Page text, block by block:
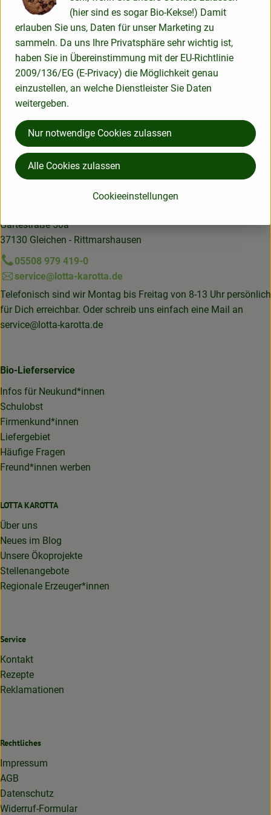
Spanien, Frankreich, Marokko und Süddeutschland immer
von dort, wo es je nach Jahreszeit und Klima am besten
wächst.
Midsona Deutschland GmbH
D 59387 Ascheberg
Kontrollnummer D-NW-D-13-2165-BCD
zur WebSite
(Daten von Ecoinform)
Gartestraße 50a
37130 Gleichen - Rittmarshausen
05508 979 419-0
service@lotta-karotta.de
Telefonisch sind wir Montag bis Freitag von 8-13 Uhr persönlich
für Dich erreichbar. Oder schreib uns einfach eine Mail an
service@lotta-karotta.de
Bio-Lieferservice
Infos für Neukund*innen
Schulobst
Firmenkund*innen
Liefergebiet
Häufige Fragen
Freund*innen werben
LOTTA KAROTTA
Über uns
Neues im Blog
Unsere Ökoprojekte
Stellenangebote
Regionale Erzeuger*innen
Service
Kontakt
Rezepte
Reklamationen
Rechtliches
Impressum
AGB
Datenschutz
Widerruf-Formular
(hier sind es sogar Bio-Kekse!) Damit
erlauben Sie uns, Daten für unser Marketing zu
sammeln. Da uns Ihre Privatsphäre sehr wichtig ist,
haben Sie in Übereinstimmung mit der EU-Richtlinie
2009/136/EG (E-Privacy) die Möglichkeit genau
einzustellen, an welche Dienstleister Sie Daten
weitergeben.
Cookieeinstellungen
Nur notwendige Cookies zulassen
Alle Cookies zulassen